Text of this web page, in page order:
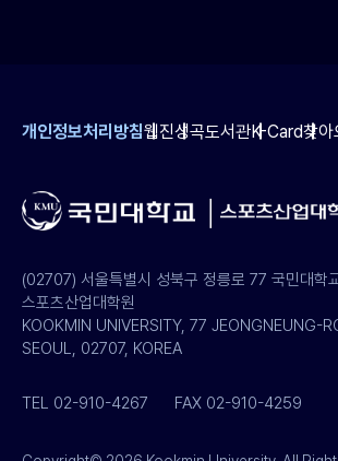
개인정보처리방침웹진성곡도서관K-Card찾아
(02707) 서울특별시 성북구 정릉로 77 국민대학
스포츠산업대학원
KOOKMIN UNIVERSITY, 77 JEONGNEUNG-
SEOUL, 02707, KOREA
TEL 02-910-4267 FAX 02-910-4259